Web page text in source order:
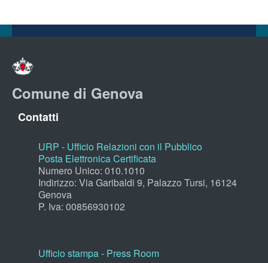
Comune di Genova
Contatti
URP - Ufficio Relazioni con il Pubblico
Posta Elettronica Certificata
Numero Unico: 010.1010
Indirizzo: Via Garibaldi 9, Palazzo Tursi, 16124
Genova
P. Iva: 00856930102
Ufficio stampa - Press Room